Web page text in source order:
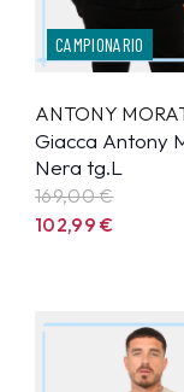
CAMPIONARIO
ANTONY
Giacca Antony
Nera tg.L
169,00 €
102,99€